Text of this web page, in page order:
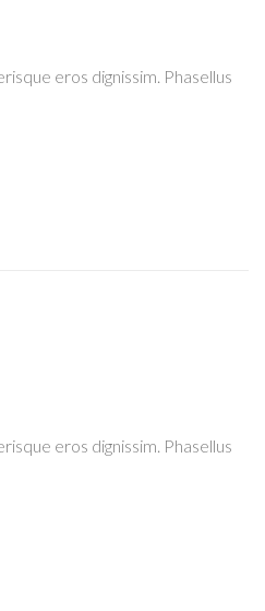
eros dignissim. Phasellus
eros dignissim. Phasellus